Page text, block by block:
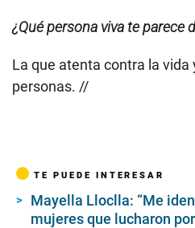
¿Qué persona viva te parece
La que atenta contra la vida
personas. //
TE PUEDE INTERESAR
Mayella Lloclla: “Me
mujeres que lucharon